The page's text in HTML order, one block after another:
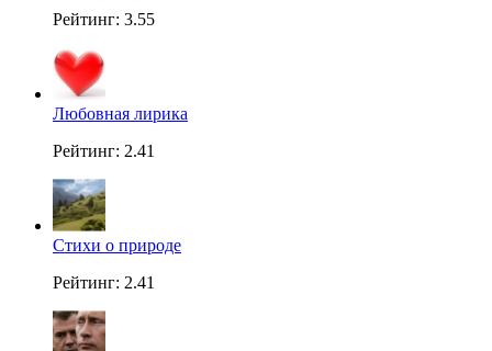
Рейтинг: 3.55
Любовная лирика
Рейтинг: 2.41
Стихи о природе
Рейтинг: 2.41